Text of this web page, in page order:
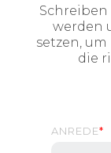
werden
setzen,
die
ANREDE*